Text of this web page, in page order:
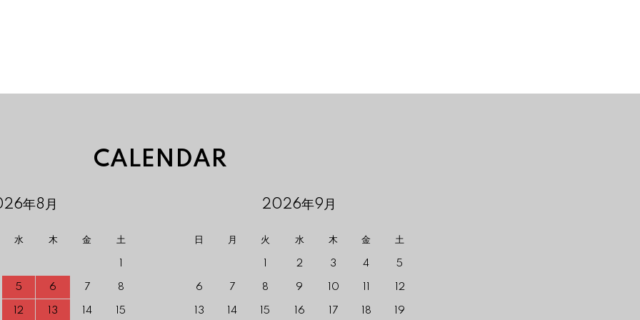
CALENDAR
年8月
水 木 金 土
5 6 7 8
12 13 14 15
2026年9月
日 月 火 水 木 金 土
2 3 4 5
6 7 8 9 10 12
13 14 15 16 17 18 19